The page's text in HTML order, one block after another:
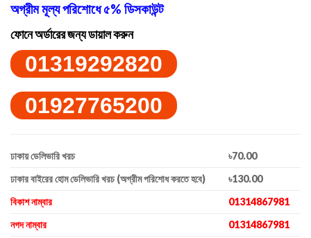
অগ্রীম মূল্য পরিশোধে ৫% ডিসকাউন্ট
ফোনে অর্ডারের জন্য ডায়াল করুন
01319292820
01927765200
ঢাকায় ডেলিভারি খরচ
৳70.00
ঢাকার বাইরের হোম ডেলিভারি খরচ (অগ্রীম পরিশোধ করতে হবে)
৳130.00
বিকাশ নাম্বার
01314867981
নগদ নাম্বার
01314867981